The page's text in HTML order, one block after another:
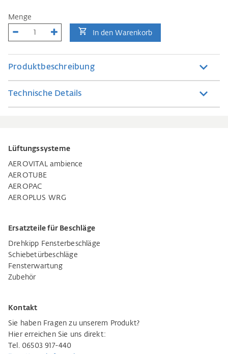
Menge
In den Warenkorb
Produktbeschreibung
Technische Details
Lüftungssysteme
AEROVITAL ambience
AEROTUBE
AEROPAC
AEROPLUS WRG
Ersatzteile für Beschläge
Drehkipp Fensterbeschläge
Schiebetürbeschläge
Fensterwartung
Zubehör
Kontakt
Sie haben Fragen zu unserem Produkt?
Hier erreichen Sie uns direkt:
Tel. 06503 917-440